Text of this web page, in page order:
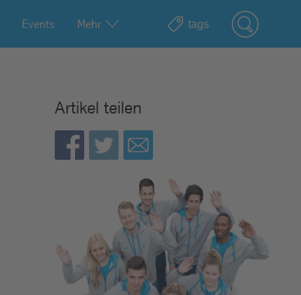
Events Mehr
Artikel teilen